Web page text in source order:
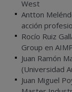
West
Antton
acción
Rocío Ruiz
Group en
Juan Ramón
(Universidad
Juan Miguel